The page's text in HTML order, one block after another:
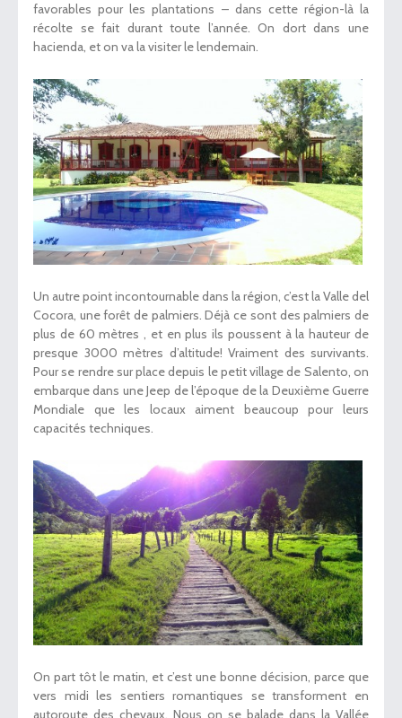
favorables pour les plantations – dans cette région-là la
récolte se fait durant toute l’année. On dort dans une
hacienda, et on va la visiter le lendemain.
Un autre point incontournable dans la région, c’est la Valle del
Cocora, une forêt de palmiers. Déjà ce sont des palmiers de
plus de 60 mètres , et en plus ils poussent à la hauteur de
presque 3000 mètres d’altitude! Vraiment des survivants.
Pour se rendre sur place depuis le petit village de Salento, on
embarque dans une Jeep de l’époque de la Deuxième Guerre
Mondiale que les locaux aiment beaucoup pour leurs
capacités techniques.
On part tôt le matin, et c’est une bonne décision, parce que
vers midi les sentiers romantiques se transforment en
autoroute des chevaux. Nous on se balade dans la Vallée